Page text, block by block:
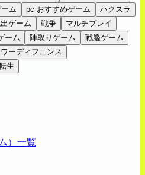
ム pc おすすめゲーム
ハクスラ
ゲーム 戦争
マルチプレイ
ーム 陣取りゲーム
戦艦ゲーム
ーディフェンス
生
）一覧